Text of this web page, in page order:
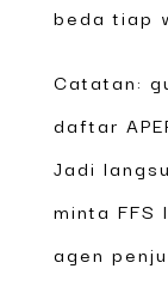
beda tiap
Catatan:
daftar
Jadi
minta
agen